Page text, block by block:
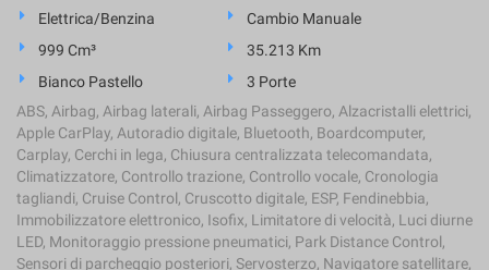
Elettrica/Benzina
Cambio Manuale
999 Cm³
35.213 Km
Bianco Pastello
3 Porte
ABS, Airbag, Airbag laterali, Airbag Passeggero, Alzacristalli elettrici,
Apple CarPlay, Autoradio digitale, Bluetooth, Boardcomputer,
Carplay, Cerchi in lega, Chiusura centralizzata telecomandata,
Climatizzatore, Controllo trazione, Controllo vocale, Cronologia
tagliandi, Cruise Control, Cruscotto digitale, ESP, Fendinebbia,
Immobilizzatore elettronico, Isofix, Limitatore di velocità, Luci diurne
LED, Monitoraggio pressione pneumatici, Park Distance Control,
Sensori di parcheggio posteriori, Servosterzo, Navigatore satellitare,